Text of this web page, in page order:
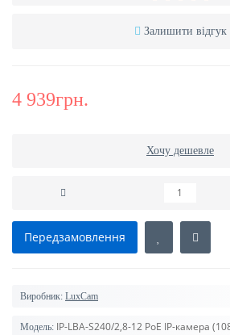
Залишити відгук
4 939грн.
Хочу дешевле
Передзамовлення
Виробник: LuxCam
Модель: IP-LBA-S240/2,8-12 PoE IP-камера